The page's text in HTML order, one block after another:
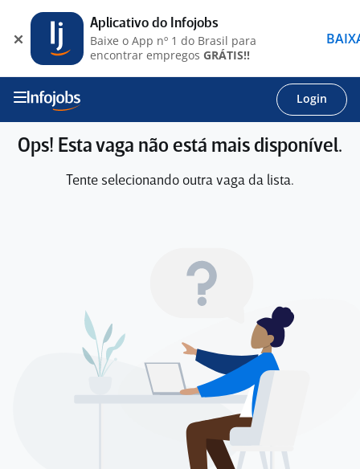
Login
Ops! Esta vaga não está mais disponível.
Tente selecionando outra vaga da lista.
Aplicativo do Infojobs
Baixe o App nº 1 do Brasil para
encontrar empregos GRÁTIS!!